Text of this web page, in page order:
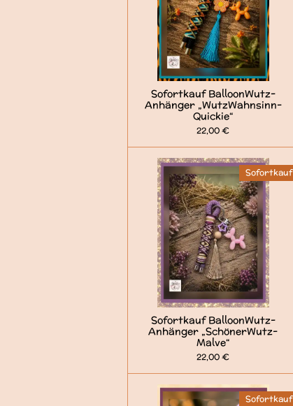
Sofortkauf BalloonWutz-
Anhänger „WutzWahnsinn-
Quickie“
22,00 €
Sofortkauf
Sofortkauf BalloonWutz-
Anhänger „SchönerWutz-
Malve“
22,00 €
Sofortkauf